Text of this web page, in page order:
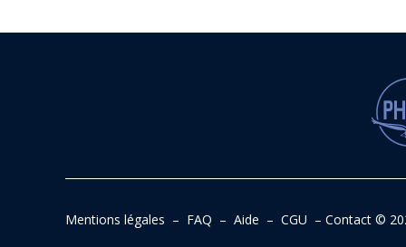
Mentions légales – FAQ – Aide – CGU – Contact©